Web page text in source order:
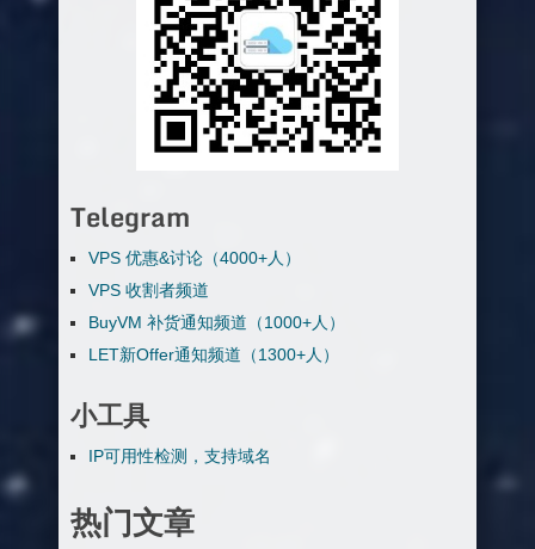
Telegram
VPS 优惠&讨论（4000+人）
VPS 收割者频道
BuyVM 补货通知频道（1000+人）
LET新Offer通知频道（1300+人）
小工具
IP可用性检测，支持域名
热门文章